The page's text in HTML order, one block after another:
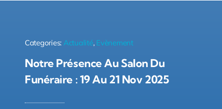
Categories: Actualité, Evènement
Notre Présence Au Salon Du
Funéraire : 19 Au 21 Nov 2025